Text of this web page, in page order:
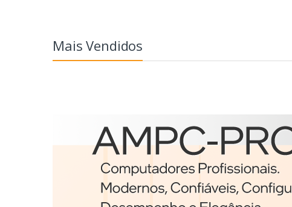
Mais Vendidos
Etiquetas
Brother BCS-1J074102-121
etiqueta para impressão
€98,75